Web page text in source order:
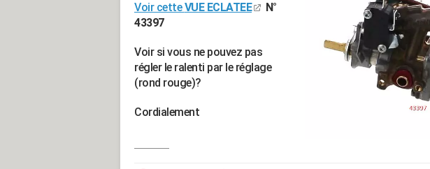
Voir cetteVUE ECLATEE
N°
43397
Voir si vous ne pouvez pas
régler le ralenti par le réglage
(rond rouge)?
Cordialement